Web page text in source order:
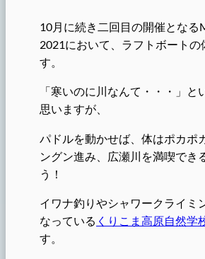
10月に続き二回目の開催となる
2021において、ラフトボートの
す。
「寒いのに川なんて・・・」と
思いますが、
パドルを動かせば、体はポカポ
ングン進み、広瀬川を満喫でき
う！
イワナ釣りやシャワークライミ
なっている くりこま高原自然学
す。